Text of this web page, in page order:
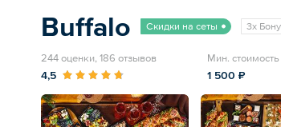
Buffalo Скидки на сеты 3x
244 оценки, 186 отзывов
4,5
Мин. стоимость
1 500 ₽